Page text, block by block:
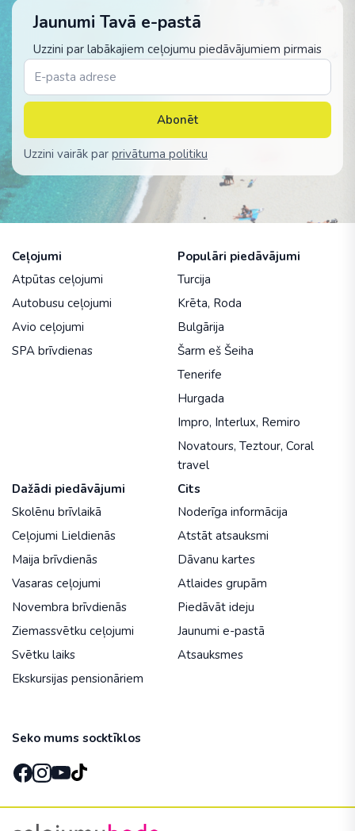
Jaunumi Tavā e-pastā
Uzzini par labākajiem ceļojumu piedāvājumiem pirmais
Abonēt
Uzzini vairāk par privātuma politiku
Ceļojumi
Atpūtas ceļojumi
Autobusu ceļojumi
Avio ceļojumi
SPA brīvdienas
Populāri piedāvājumi
Turcija
Krēta, Roda
Bulgārija
Šarm eš Šeiha
Tenerife
Hurgada
Impro, Interlux, Remiro
Novatours, Teztour, Coral
travel
Dažādi piedāvājumi
Skolēnu brīvlaikā
Ceļojumi Lieldienās
Maija brīvdienās
Vasaras ceļojumi
Novembra brīvdienās
Ziemassvētku ceļojumi
Svētku laiks
Ekskursijas pensionāriem
Cits
Noderīga informācija
Atstāt atsauksmi
Dāvanu kartes
Atlaides grupām
Piedāvāt ideju
Jaunumi e-pastā
Atsauksmes
Seko mums socktīklos